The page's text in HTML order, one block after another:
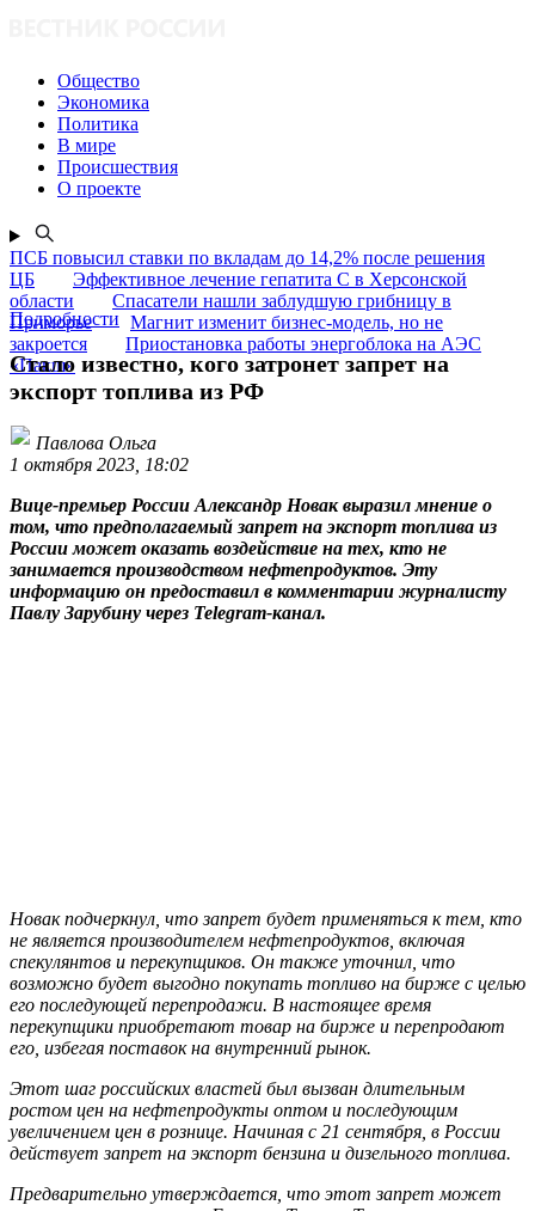
Общество
Экономика
Политика
В мире
Происшествия
О проекте
ПСБ повысил ставки по вкладам до 14,2% после решения
ЦБ
Эффективное лечение гепатита C в Херсонской
области
Спасатели нашли заблудшую грибницу в
Приморье
Магнит изменит бизнес-модель, но не
закроется
Приостановка работы энергоблока на АЭС
«Пакш»
Подробности
Стало известно, кого затронет запрет на
экспорт топлива из РФ
Павлова Ольга
1 октября 2023, 18:02
Вице-премьер России Александр Новак выразил мнение о
том, что предполагаемый запрет на экспорт топлива из
России может оказать воздействие на тех, кто не
занимается производством нефтепродуктов. Эту
информацию он предоставил в комментарии журналисту
Павлу Зарубину через Telegram-канал.
Новак подчеркнул, что запрет будет применяться к тем, кто
не является производителем нефтепродуктов, включая
спекулянтов и перекупщиков. Он также уточнил, что
возможно будет выгодно покупать топливо на бирже с целью
его последующей перепродажи. В настоящее время
перекупщики приобретают товар на бирже и перепродают
его, избегая поставок на внутренний рынок.
Этот шаг российских властей был вызван длительным
ростом цен на нефтепродукты оптом и последующим
увеличением цен в рознице. Начиная с 21 сентября, в России
действует запрет на экспорт бензина и дизельного топлива.
Предварительно утверждается, что этот запрет может